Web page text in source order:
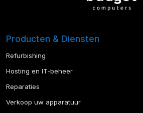
Producten & Diensten
Refurbishing
Hosting en IT-beheer
Reparaties
Verkoop uw apparatuur